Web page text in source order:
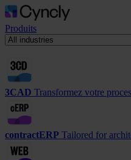
Produits
3CAD Transformez votre
contractERP Tailored for